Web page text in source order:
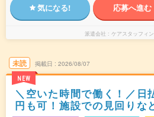
気になる! 応募へ進む
派遣会社 ケアスタッフィ
未読
NEW
掲載日 2026/08/07
＼空いた時間で働く！／
円も可！施設での見回りな